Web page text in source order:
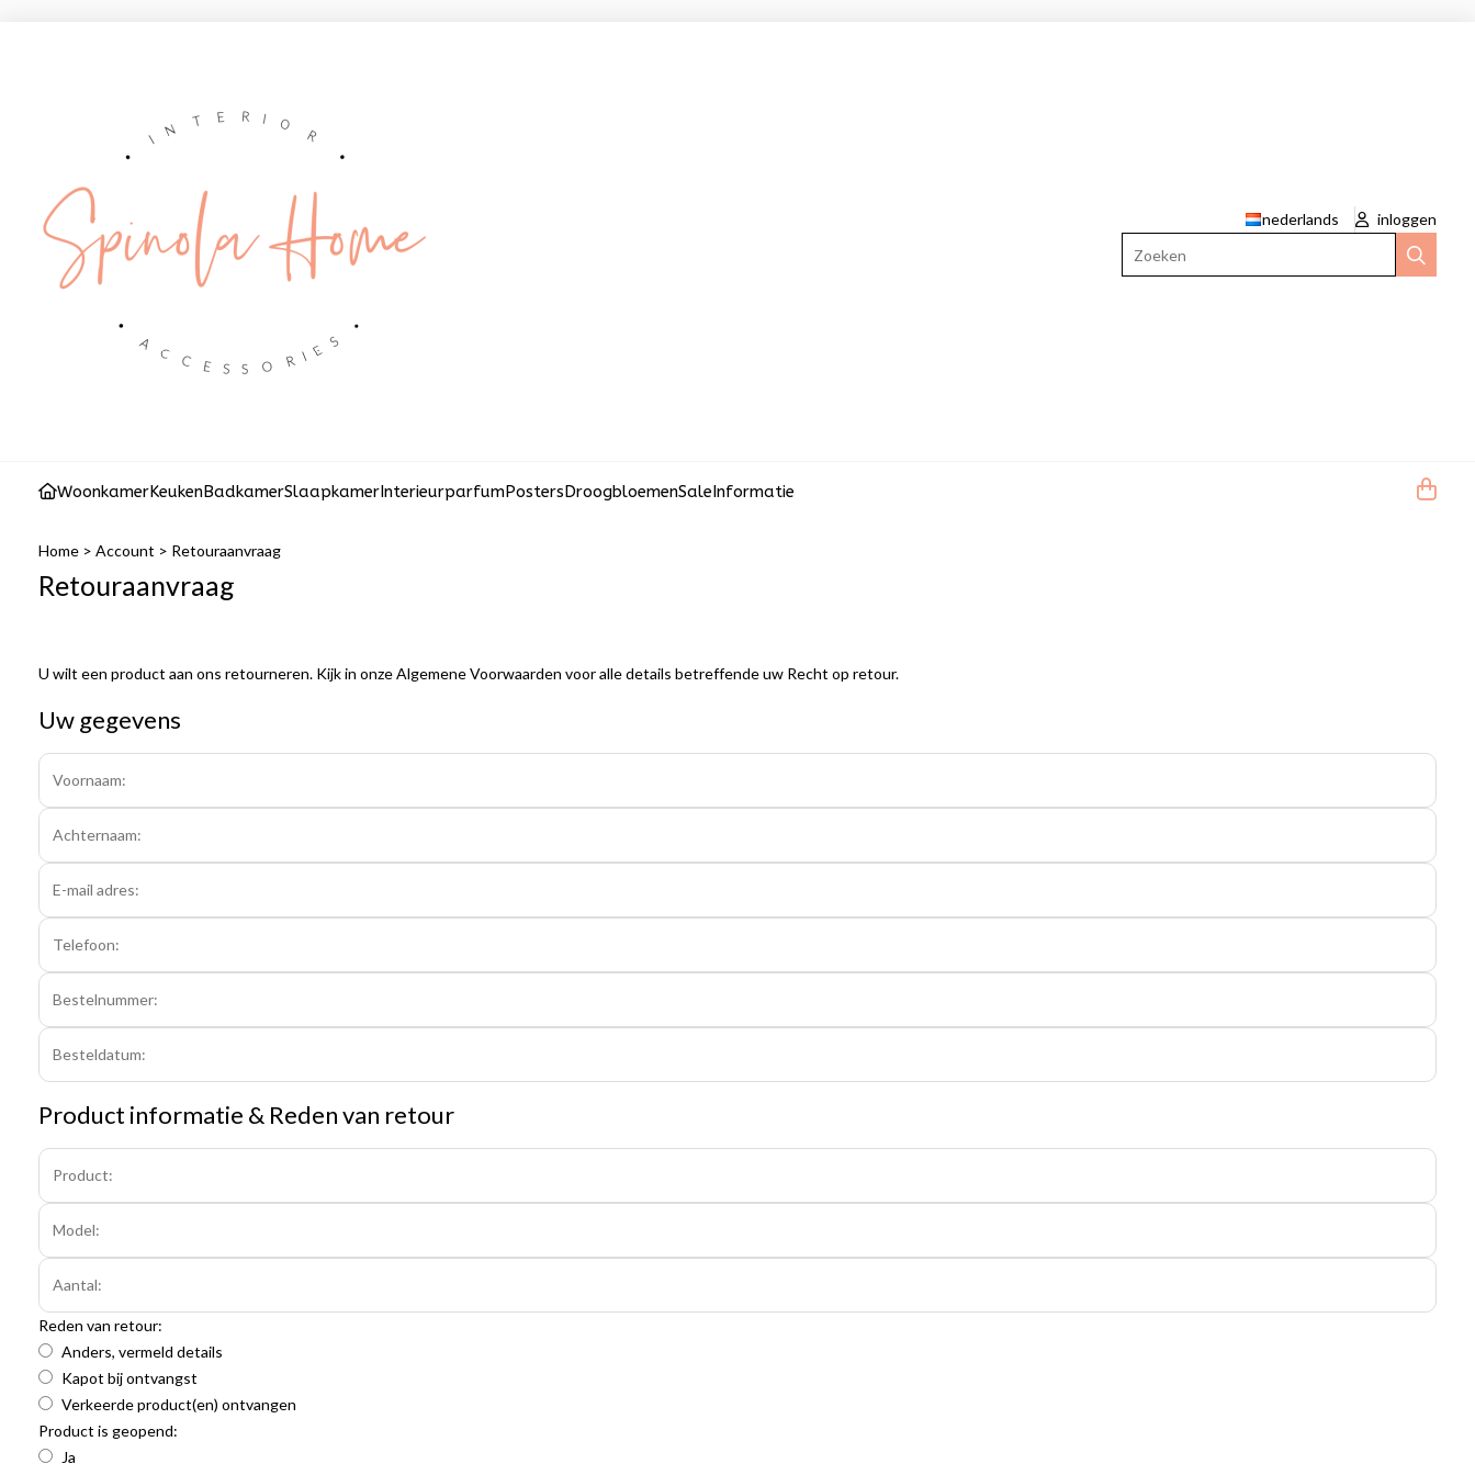
nederlands
inloggen
WoonkamerKeukenBadkamerSlaapkamerInterieurparfumPostersDroogbloemenSaleInformatie
Home > Account > Retouraanvraag
Retouraanvraag
U wilt een product aan ons retourneren. Kijk in onze Algemene Voorwaarden voor alle details betreffende uw Recht op retour.
Uw gegevens
Product informatie & Reden van retour
Reden van retour:
Anders, vermeld details
Kapot bij ontvangst
Verkeerde product(en) ontvangen
Product is geopend:
Ja